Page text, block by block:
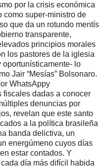
por la crisis económica
como super-ministro de
que da un rotundo mentís
transparente,
principios morales
los pastores de la iglesia
lo
Jair “Mesías” Bolsonaro.
WhatsAppy
fiscales dadas a conocer
denuncias por
revelan que este santo
a la política brasileña
banda delictiva, un
energúmeno cuyos días
estar contados. Y
día más difícil habida